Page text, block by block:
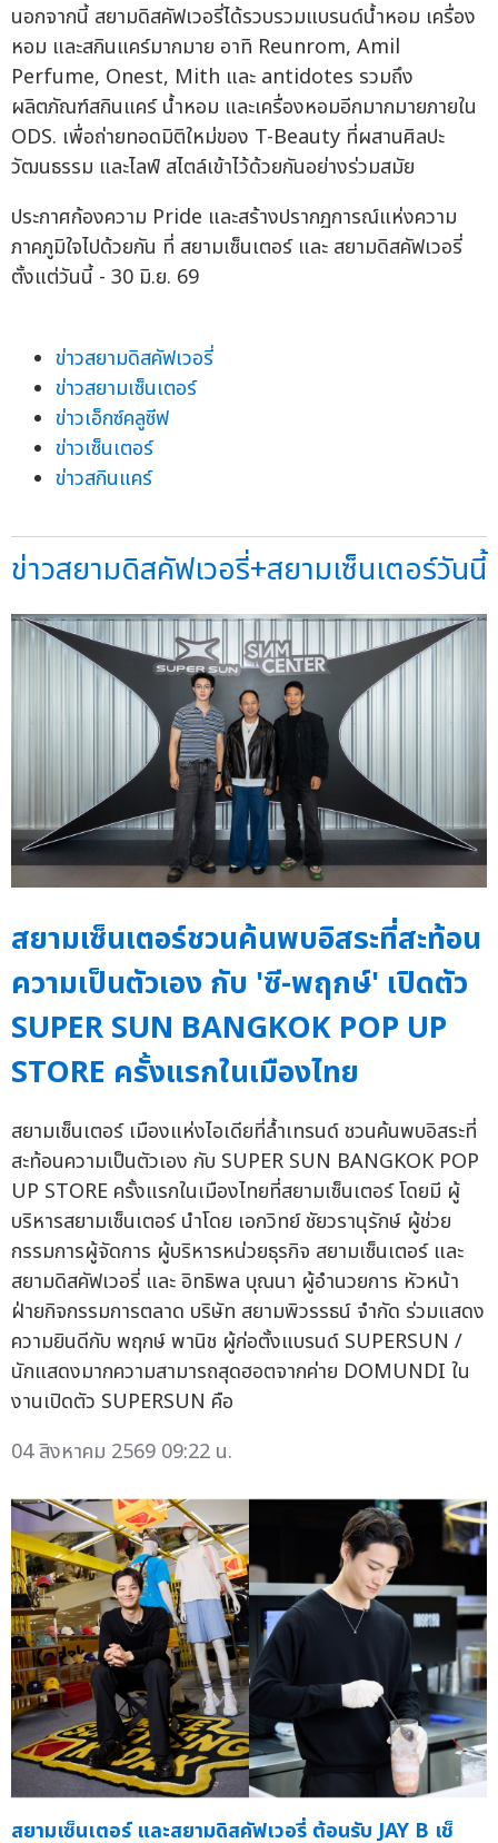
นอกจากนี้ สยามดิสคัฟเวอรี่ได้รวบรวมแบรนด์น้ำหอม เครื่อง
หอม และสกินแคร์มากมาย อาทิ Reunrom, Amil
Perfume, Onest, Mith และ antidotes รวมถึง
ผลิตภัณฑ์สกินแคร์ น้ำหอม และเครื่องหอมอีกมากมายภายใน
ODS. เพื่อถ่ายทอดมิติใหม่ของ T-Beauty ที่ผสานศิลปะ
วัฒนธรรม และไลฟ์ สไตล์เข้าไว้ด้วยกันอย่างร่วมสมัย
ประกาศก้องความ Pride และสร้างปรากฏการณ์แห่งความ
ภาคภูมิใจไปด้วยกัน ที่ สยามเซ็นเตอร์ และ สยามดิสคัฟเวอรี่
ตั้งแต่วันนี้ - 30 มิ.ย. 69
ข่าวสยามดิสคัฟเวอรี่
ข่าวสยามเซ็นเตอร์
ข่าวเอ็กซ์คลูซีฟ
ข่าวเซ็นเตอร์
ข่าวสกินแคร์
ข่าวสยามดิสคัฟเวอรี่+สยามเซ็นเตอร์วันนี้
สยามเซ็นเตอร์ชวนค้นพบอิสระที่สะท้อน
ความเป็นตัวเอง กับ 'ซี-พฤกษ์' เปิดตัว
SUPER SUN BANGKOK POP UP
STORE ครั้งแรกในเมืองไทย
สยามเซ็นเตอร์ เมืองแห่งไอเดียที่ล้ำเทรนด์ ชวนค้นพบอิสระที่
สะท้อนความเป็นตัวเอง กับ SUPER SUN BANGKOK POP
UP STORE ครั้งแรกในเมืองไทยที่สยามเซ็นเตอร์ โดยมี ผู้
บริหารสยามเซ็นเตอร์ นำโดย เอกวิทย์ ชัยวรานุรักษ์ ผู้ช่วย
กรรมการผู้จัดการ ผู้บริหารหน่วยธุรกิจ สยามเซ็นเตอร์ และ
สยามดิสคัฟเวอรี่ และ อิทธิพล บุณนา ผู้อำนวยการ หัวหน้า
ฝ่ายกิจกรรมการตลาด บริษัท สยามพิวรรธน์ จำกัด ร่วมแสดง
ความยินดีกับ พฤกษ์ พานิช ผู้ก่อตั้งแบรนด์ SUPERSUN /
นักแสดงมากความสามารถสุดฮอตจากค่าย DOMUNDI ใน
งานเปิดตัว SUPERSUN คือ
04 สิงหาคม 2569 09:22 น.
สยามเซ็นเตอร์ และสยามดิสคัฟเวอรี่ ต้อนรับ JAY B เช็